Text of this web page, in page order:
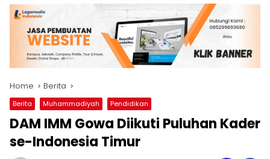
Home Berita
Berita Muhammadiyah Pendidikan
DAM IMM Gowa Diikuti Puluhan Kader
se-Indonesia Timur